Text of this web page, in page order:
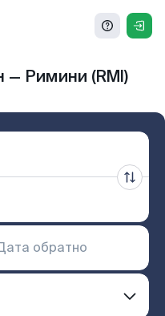
— Римини (RMI)